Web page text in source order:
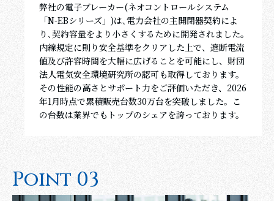
弊社の電子ブレーカー(ネオコントロールシステム
「N-EBシリーズ」)は､電力会社の主開閉器契約によ
り､契約容量をより小さくするために開発されました｡
内線規定に則り安全基準をクリアした上で、遮断電流
値及び許容時間を大幅に広げることを可能にし、財団
法人電気安全環境研究所の認可も取得しております。
その性能の高さとサポート力をご評価いただき、2026
年1月時点で累積販売台数30万台を突破しました。こ
の台数は業界でもトップのシェアを誇っております。
Point 03